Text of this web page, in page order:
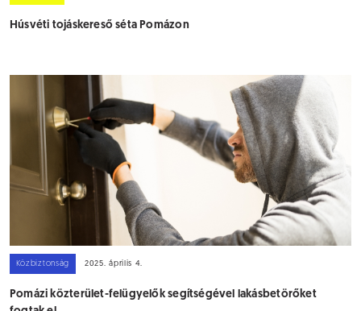
Húsvéti tojáskereső séta Pomázon
Közbiztonság 2025. április 4.
Pomázi közterület-felügyelők segítségével lakásbetörőket